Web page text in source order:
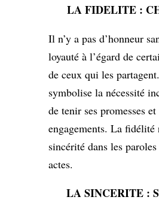
LA FIDELITE :
Il n’y a pas d’honneur
loyauté à l’égard de
de ceux qui les
symbolise la nécessité
de tenir ses promesses
engagements. La fidélité
sincérité dans les
actes.
LA SINCERITE :